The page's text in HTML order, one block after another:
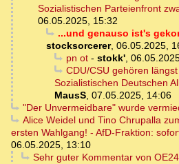
Sozialistischen Parteienfront
06.05.2025, 15:32
...und genauso ist's
stocksorcerer, 06.05.2025,
pn ot- stokk',
CDU/CSU gehören
Sozialistischen Deutschen
MausS, 07.05.2025, 14:06
"Der Unvermeidbare" wurde
Alice Weidel und Tino Chrupalla
ersten Wahlgang! - AfD-Fraktion:
06.05.2025, 13:10
Sehr guter Kommentar von